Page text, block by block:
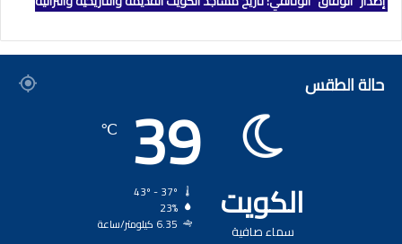
حالة الطقس
الكويت
سماء صافية
39
℃
23%
6.35 كيلومتر/ساعة